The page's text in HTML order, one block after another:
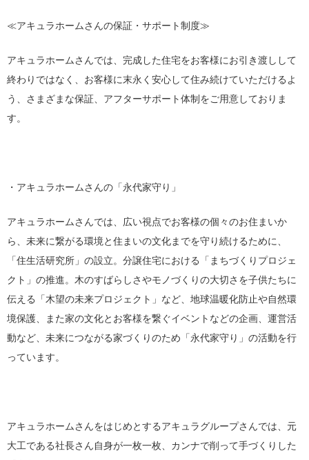
≪アキュラホームさんの保証・サポート制度≫
アキュラホームさんでは、完成した住宅をお客様にお引き渡しして
終わりではなく、お客様に末永く安心して住み続けていただけるよ
う、さまざまな保証、アフターサポート体制をご用意しておりま
す。
・アキュラホームさんの「永代家守り」
アキュラホームさんでは、広い視点でお客様の個々のお住まいか
ら、未来に繋がる環境と住まいの文化までを守り続けるために、
「住生活研究所」の設立。分譲住宅における「まちづくりプロジェ
クト」の推進。木のすばらしさやモノづくりの大切さを子供たちに
伝える「木望の未来プロジェクト」など、地球温暖化防止や自然環
境保護、また家の文化とお客様を繋ぐイベントなどの企画、運営活
動など、未来につながる家づくりのため「永代家守り」の活動を行
っています。
アキュラホームさんをはじめとするアキュラグループさんでは、元
大工である社長さん自身が一枚一枚、カンナで削って手づくりした